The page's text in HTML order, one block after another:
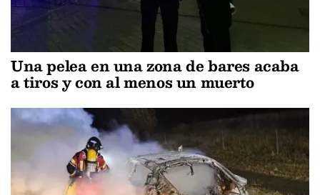
Una pelea en una zona de bares acaba
a tiros y con al menos un muerto